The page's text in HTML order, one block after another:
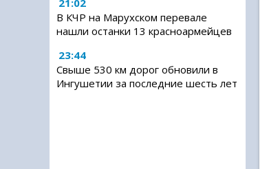
21:02
В КЧР на Марухском перевале
нашли останки 13 красноармейцев
23:44
Свыше 530 км дорог обновили в
Ингушетии за последние шесть лет